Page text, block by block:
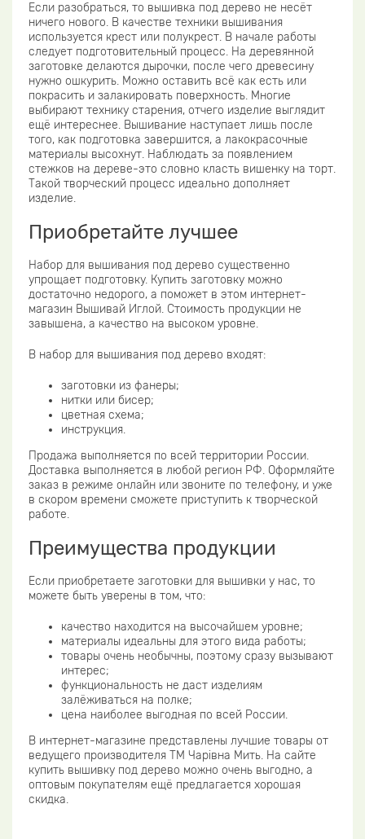
Если разобраться, то вышивка под дерево не несёт
ничего нового. В качестве техники вышивания
используется крест или полукрест. В начале работы
следует подготовительный процесс. На деревянной
заготовке делаются дырочки, после чего древесину
нужно ошкурить. Можно оставить всё как есть или
покрасить и залакировать поверхность. Многие
выбирают технику старения, отчего изделие выглядит
ещё интереснее. Вышивание наступает лишь после
того, как подготовка завершится, а лакокрасочные
материалы высохнут. Наблюдать за появлением
стежков на дереве-это словно класть вишенку на торт.
Такой творческий процесс идеально дополняет
изделие.
Приобретайте лучшее
Набор для вышивания под дерево существенно
упрощает подготовку. Купить заготовку можно
достаточно недорого, а поможет в этом интернет-
магазин Вышивай Иглой. Стоимость продукции не
завышена, а качество на высоком уровне.
В набор для вышивания под дерево входят:
заготовки из фанеры;
нитки или бисер;
цветная схема;
инструкция.
Продажа выполняется по всей территории России.
Доставка выполняется в любой регион РФ. Оформляйте
заказ в режиме онлайн или звоните по телефону, и уже
в скором времени сможете приступить к творческой
работе.
Преимущества продукции
Если приобретаете заготовки для вышивки у нас, то
можете быть уверены в том, что:
качество находится на высочайшем уровне;
материалы идеальны для этого вида работы;
товары очень необычны, поэтому сразу вызывают
интерес;
функциональность не даст изделиям
залёживаться на полке;
цена наиболее выгодная по всей России.
В интернет-магазине представлены лучшие товары от
ведущего производителя ТМ Чарівна Мить. На сайте
купить вышивку под дерево можно очень выгодно, а
оптовым покупателям ещё предлагается хорошая
скидка.